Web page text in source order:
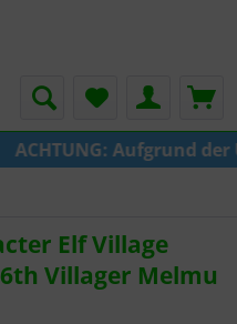
ACHTUNG: Aufgrund
Elf Village
Villager Melmu